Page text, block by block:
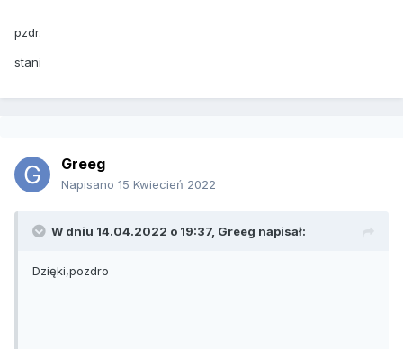
pzdr.
stani
Greeg
Napisano 15 Kwiecień 2022
W dniu 14.04.2022 o 19:37, Greeg napisał:
Dzięki,pozdro